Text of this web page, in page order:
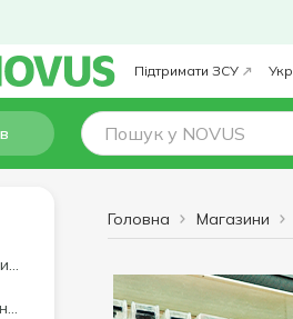
Підтримати ЗСУ Укр
Головна Магазини